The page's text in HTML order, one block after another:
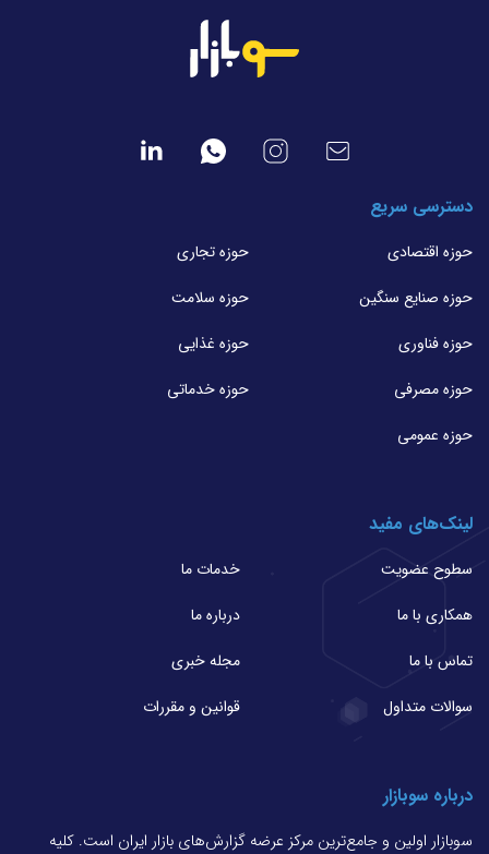
دسترسی سریع
حوزه اقتصادی
حوزه تجاری
حوزه صنایع سنگین
حوزه سلامت
حوزه فناوری
حوزه غذایی
حوزه مصرفی
حوزه خدماتی
حوزه عمومی
لینک‌های مفید
سطوح عضویت
خدمات ما
همکاری با ما
درباره ما
تماس با ما
مجله خبری
سوالات متداول
قوانین و مقررات
درباره سوبازار
سوبازار اولین و جامع‌ترین مرکز عرضه گزارش‌های بازار ایران است. کلیه